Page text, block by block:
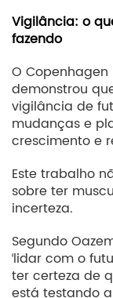
Vigilância: o
fazendo
O Copenhagen
demonstrou
vigilância de
mudanças e
crescimento e
Este trabalho
sobre ter
incerteza.
Segundo
‘lidar com o
ter certeza de
está testando